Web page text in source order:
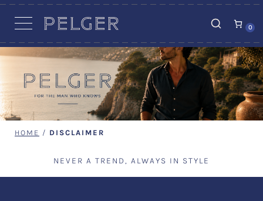
0
HOME / DISCLAIMER
NEVER A TREND, ALWAYS IN STYLE